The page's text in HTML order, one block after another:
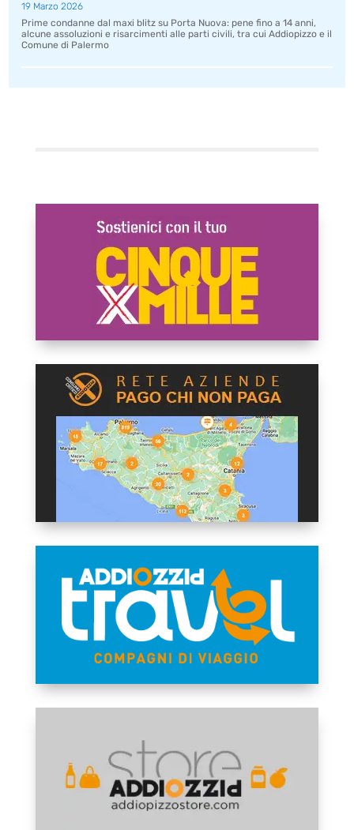
19 Marzo 2026
Prime condanne dal maxi blitz su Porta Nuova: pene fino a 14 anni,
alcune assoluzioni e risarcimenti alle parti civili, tra cui Addiopizzo e il
Comune di Palermo